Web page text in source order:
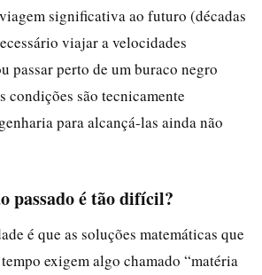
significativa ao futuro (décadas
viajar a velocidades
passar perto de um buraco negro
condições são tecnicamente
para alcançá-las ainda não
passado é tão difícil?
é que as soluções matemáticas que
exigem algo chamado “matéria